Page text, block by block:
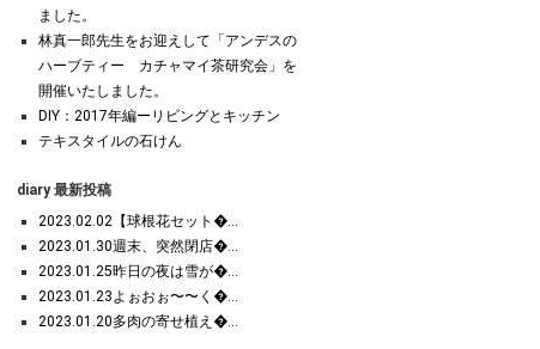
ました。
林真一郎先生をお迎えして「アンデスの
ハーブティー カチャマイ茶研究会」を
開催いたしました。
DIY：2017年編ーリビングとキッチン
テキスタイルの石けん
diary 最新投稿
2023.02.02【球根花セット�...
2023.01.30週末、突然閉店�...
2023.01.25昨日の夜は雪が�...
2023.01.23よぉおぉ〜〜く�...
2023.01.20多肉の寄せ植え�...